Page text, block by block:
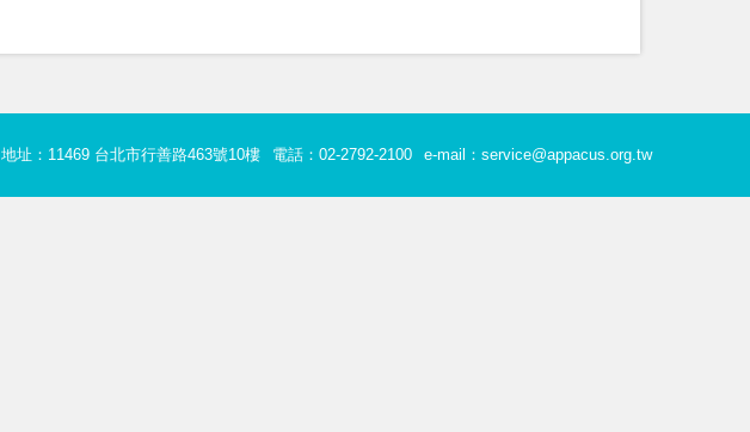
地址：11469 台北市行善路463號10樓 電話：02-2792-2100 e-mail：service@appacus.org.tw